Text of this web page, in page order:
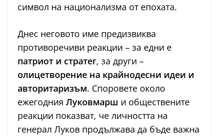
символ на национализма от епохата.
Днес неговото име предизвиква
противоречиви реакции – за едни е
патриот и стратег, за други –
олицетворение на крайнодесни идеи и
авторитаризъм. Споровете около
ежегодния Луковмарш и обществените
реакции показват, че личността на
генерал Луков продължава да бъде важна